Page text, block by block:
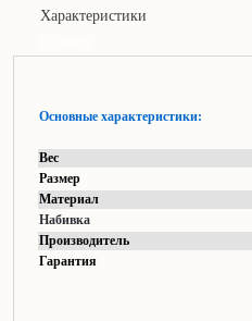
Характеристики
Основные характеристики:
Вес
Размер
Материал
Набивка
Производитель
Гарантия